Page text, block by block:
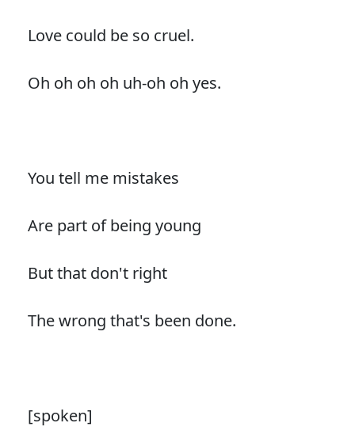
Love could be so cruel.
Oh oh oh oh uh-oh oh yes.
You tell me mistakes
Are part of being young
But that don't right
The wrong that's been done.
[spoken]